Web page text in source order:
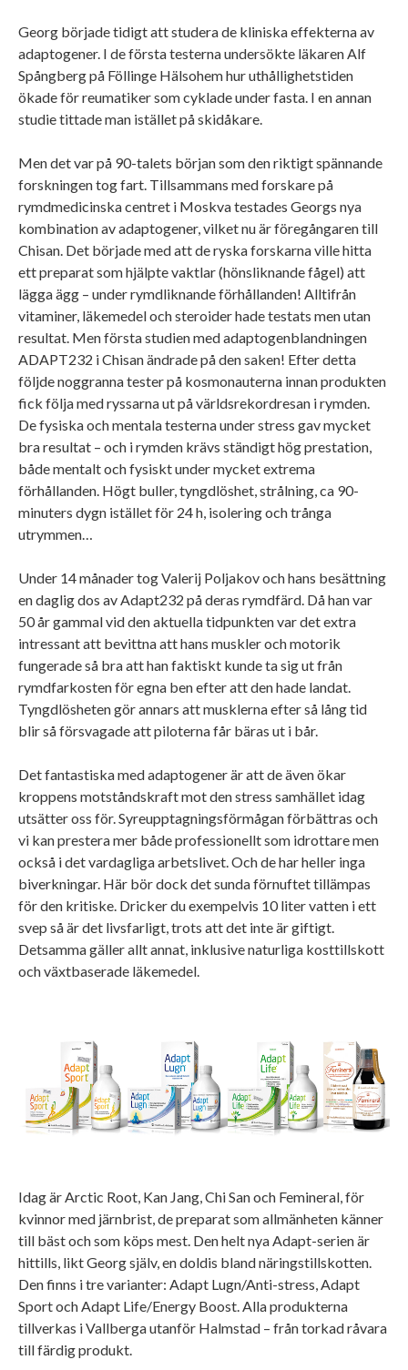
Georg började tidigt att studera de kliniska effekterna av
adaptogener. I de första testerna undersökte läkaren Alf
Spångberg på Föllinge Hälsohem hur uthållighetstiden
ökade för reumatiker som cyklade under fasta. I en annan
studie tittade man istället på skidåkare.
Men det var på 90-talets början som den riktigt spännande
forskningen tog fart. Tillsammans med forskare på
rymdmedicinska centret i Moskva testades Georgs nya
kombination av adaptogener, vilket nu är föregångaren till
Chisan. Det började med att de ryska forskarna ville hitta
ett preparat som hjälpte vaktlar (hönsliknande fågel) att
lägga ägg – under rymdliknande förhållanden! Alltifrån
vitaminer, läkemedel och steroider hade testats men utan
resultat. Men första studien med adaptogenblandningen
ADAPT232 i Chisan ändrade på den saken! Efter detta
följde noggranna tester på kosmonauterna innan produkten
fick följa med ryssarna ut på världsrekordresan i rymden.
De fysiska och mentala testerna under stress gav mycket
bra resultat – och i rymden krävs ständigt hög prestation,
både mentalt och fysiskt under mycket extrema
förhållanden. Högt buller, tyngdlöshet, strålning, ca 90-
minuters dygn istället för 24 h, isolering och trånga
utrymmen…
Under 14 månader tog Valerij Poljakov och hans besättning
en daglig dos av Adapt232 på deras rymdfärd. Då han var
50 år gammal vid den aktuella tidpunkten var det extra
intressant att bevittna att hans muskler och motorik
fungerade så bra att han faktiskt kunde ta sig ut från
rymdfarkosten för egna ben efter att den hade landat.
Tyngdlösheten gör annars att musklerna efter så lång tid
blir så försvagade att piloterna får bäras ut i bår.
Det fantastiska med adaptogener är att de även ökar
kroppens motståndskraft mot den stress samhället idag
utsätter oss för. Syreupptagningsförmågan förbättras och
vi kan prestera mer både professionellt som idrottare men
också i det vardagliga arbetslivet. Och de har heller inga
biverkningar. Här bör dock det sunda förnuftet tillämpas
för den kritiske. Dricker du exempelvis 10 liter vatten i ett
svep så är det livsfarligt, trots att det inte är giftigt.
Detsamma gäller allt annat, inklusive naturliga kosttillskott
och växtbaserade läkemedel.
Idag är Arctic Root, Kan Jang, Chi San och Femineral, för
kvinnor med järnbrist, de preparat som allmänheten känner
till bäst och som köps mest. Den helt nya Adapt-serien är
hittills, likt Georg själv, en doldis bland näringstillskotten.
Den finns i tre varianter: Adapt Lugn/Anti-stress, Adapt
Sport och Adapt Life/Energy Boost. Alla produkterna
tillverkas i Vallberga utanför Halmstad – från torkad råvara
till färdig produkt.